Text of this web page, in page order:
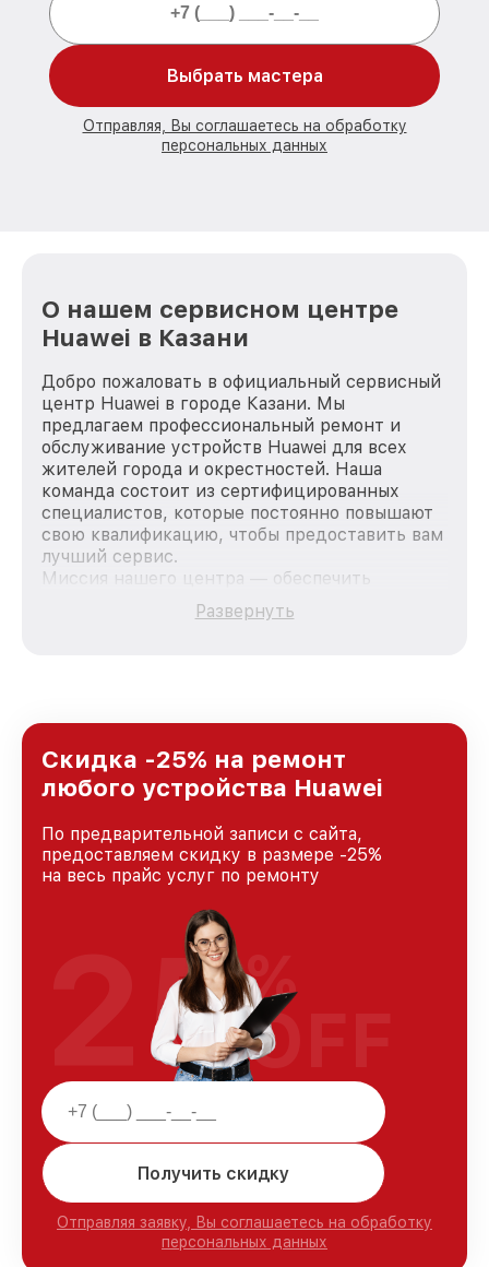
Выбрать мастера
Отправляя, Вы соглашаетесь на обработку
персональных данных
О нашем сервисном центре
Huawei в Казани
Добро пожаловать в официальный сервисный
центр Huawei в городе Казани. Мы
предлагаем профессиональный ремонт и
обслуживание устройств Huawei для всех
жителей города и окрестностей. Наша
команда состоит из сертифицированных
специалистов, которые постоянно повышают
свою квалификацию, чтобы предоставить вам
лучший сервис.
Миссия нашего центра — обеспечить
качественный и доступный ремонт для
каждого пользователя продукции Huawei, вне
Казани, постоянно повышая уровень доверия
и лояльности наших клиентов.
Развернуть
Скидка -25% на ремонт
любого устройства Huawei
По предварительной записи с сайта,
предоставляем скидку в размере -25%
на весь прайс услуг по ремонту
Получить скидку
Отправляя заявку, Вы соглашаетесь на обработку
персональных данных
25%
OFF